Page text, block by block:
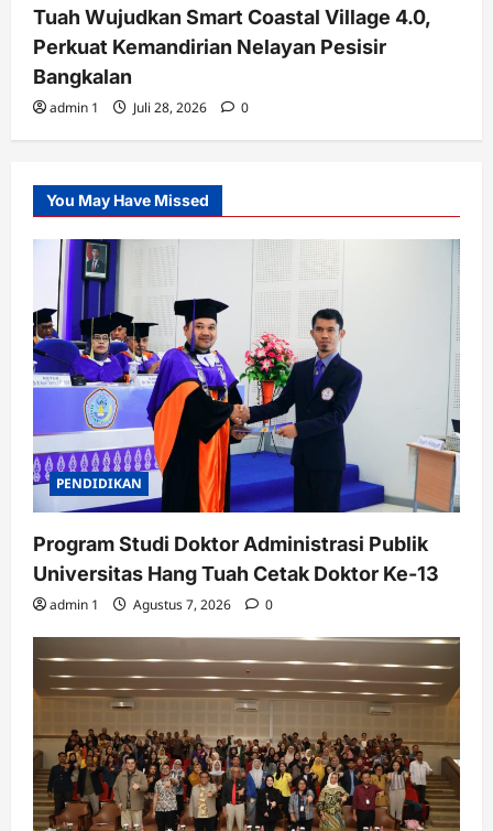
Tuah Wujudkan Smart Coastal Village 4.0,
Perkuat Kemandirian Nelayan Pesisir
Bangkalan
admin 1 Juli 28, 2026 0
You May Have Missed
PENDIDIKAN
Program Studi Doktor Administrasi Publik
Universitas Hang Tuah Cetak Doktor Ke-13
admin 1 Agustus 7, 2026 0